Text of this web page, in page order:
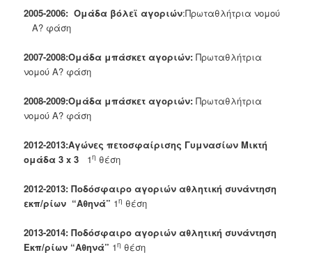
2005-2006: Ομάδα βόλεϊ αγοριών:Πρωταθλήτρια νομού
Α? φάση
2007-2008:Ομάδα μπάσκετ αγοριών: Πρωταθλήτρια
νομού Α? φάση
2008-2009:Ομάδα μπάσκετ αγοριών: Πρωταθλήτρια
νομού Α? φάση
2012-2013:Αγώνες πετοσφαίρισης Γυμνασίων Μικτή
ομάδα 3 x 3 1η θέση
2012-2013: Ποδόσφαιρο αγοριών αθλητική συνάντηση
εκπ/ρίων “Αθηνά” 1η θέση
2013-2014: Ποδόσφαιρο αγοριών αθλητική συνάντηση
Εκπ/ρίων “Αθηνά” 1η θέση